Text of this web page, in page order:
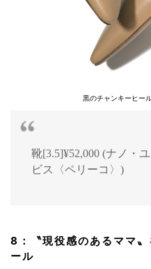
黒のチャンキーヒー
靴[3.5]¥52,000 (ナノ・
ビス〈ペリーコ〉)
8：〝現役感のあるママ
ール